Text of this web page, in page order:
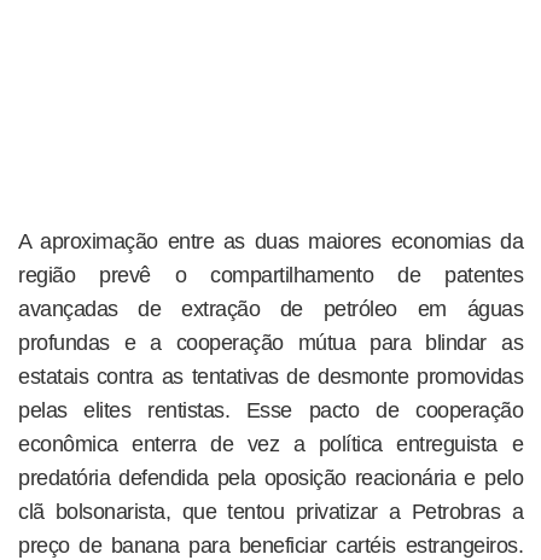
A aproximação entre as duas maiores economias da
região prevê o compartilhamento de patentes
avançadas de extração de petróleo em águas
profundas e a cooperação mútua para blindar as
estatais contra as tentativas de desmonte promovidas
pelas elites rentistas. Esse pacto de cooperação
econômica enterra de vez a política entreguista e
predatória defendida pela oposição reacionária e pelo
clã bolsonarista, que tentou privatizar a Petrobras a
preço de banana para beneficiar cartéis estrangeiros.